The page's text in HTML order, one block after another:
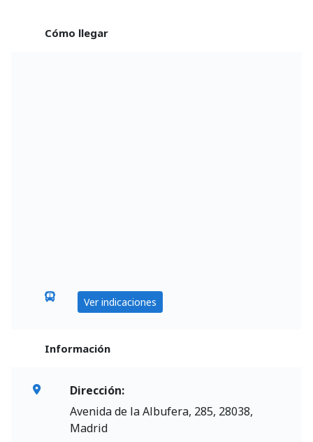
Cómo llegar
Ver indicaciones
Información
Dirección:
Avenida de la Albufera, 285, 28038,
Madrid